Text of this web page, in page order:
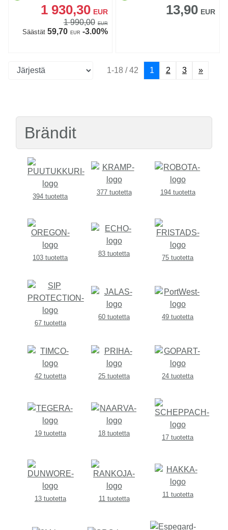
1 930,30 EUR
1 990,00 EUR
Säästät59,70 EUR -3.00%
13,90 EUR
1-18 / 42 1 2 3 »
Brändit
394 tuotetta
377 tuotetta 194 tuotetta
103 tuotetta
83 tuotetta
75 tuotetta
67 tuotetta
60 tuotetta 49 tuotetta
42 tuotetta 25 tuotetta 24 tuotetta
19 tuotetta 18 tuotetta
17 tuotetta
13 tuotetta 11 tuotetta
11 tuotetta